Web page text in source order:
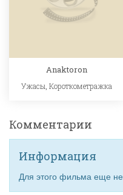
Anaktoron
Ужасы Короткометражка
Комментарии
Информация
Для этого фильма еще